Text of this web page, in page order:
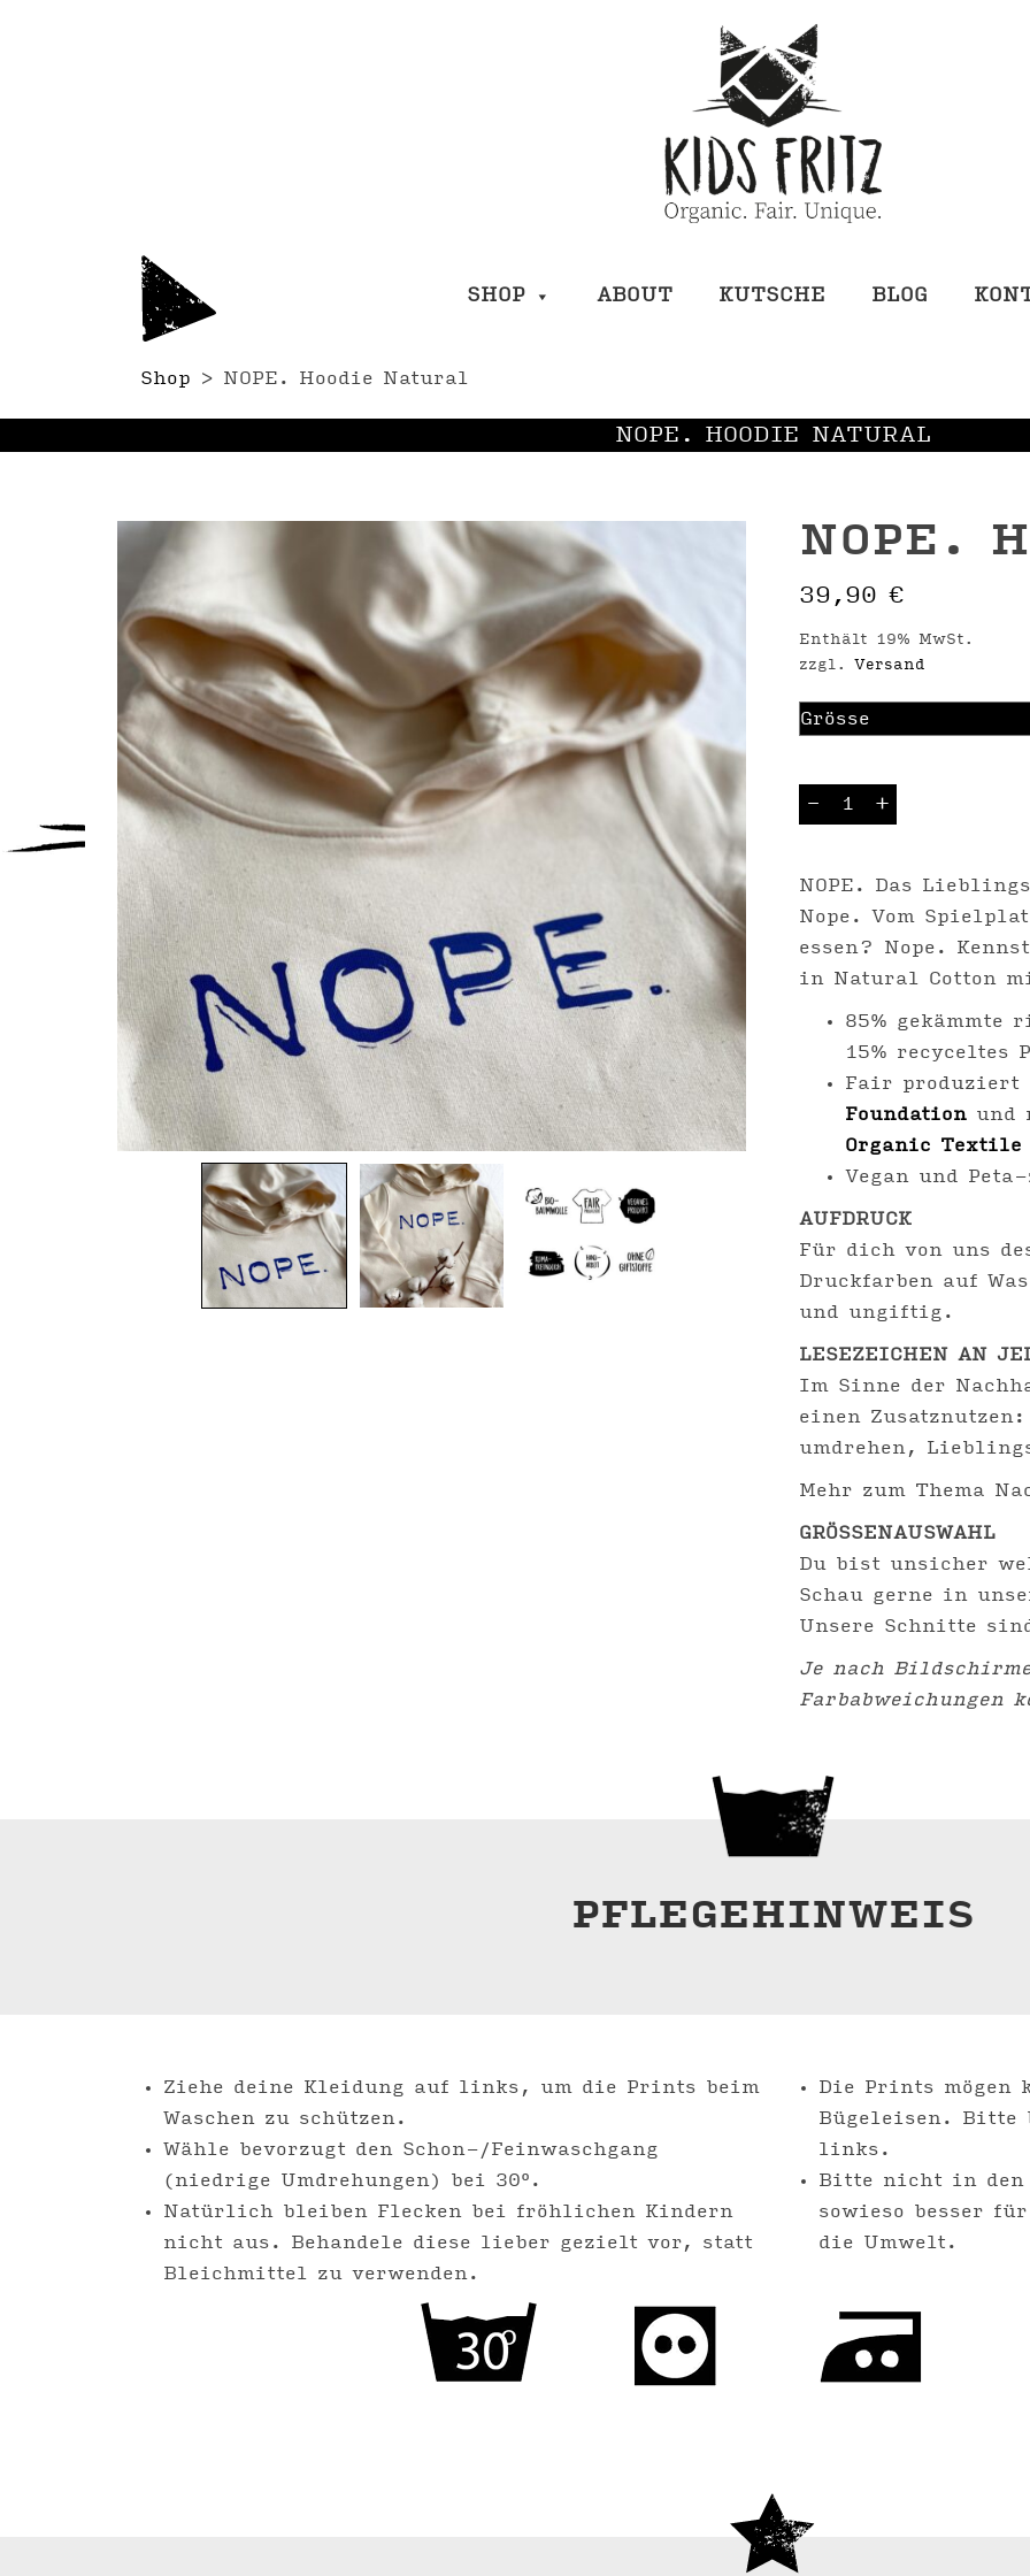
SHOP ABOUT KUTSCHE BLOG
Shop > NOPE. Hoodie Natural
NOPE. HOODIE NATURAL
NOPE.
39,90 €
Enthält 19% MwSt.
zzgl. Versand
-
Hoodie
Natural
+
NOPE. Das
Nope. Vom
essen? Nope.
in Natural Cotton
85% gekämmte
15% recyceltes
Fair produziert
Foundation und
Organic Textile
Vegan und
AUFDRUCK
Für dich von uns
Druckfarben auf
und ungiftig.
LESEZEICHEN AN
Im Sinne der
einen
umdrehen,
Mehr zum Thema
GRÖSSENAUSWAHL
Du bist unsicher
Schau gerne in
Unsere Schnitte
Je nach
Farbabweichungen
PFLEGEHINWEIS
Ziehe deine Kleidung auf links, um die Prints beim
Waschen zu schützen.
Wähle bevorzugt den Schon-/Feinwaschgang
(niedrige Umdrehungen) bei 30°.
Natürlich bleiben Flecken bei fröhlichen Kindern
nicht aus. Behandele diese lieber gezielt vor, statt
Bleichmittel zu verwenden.
Die Prints mögen
Bügeleisen. Bitte
links.
Bitte nicht in den
sowieso besser
die Umwelt.